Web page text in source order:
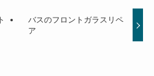
バスのフロントガラスリペ
ア